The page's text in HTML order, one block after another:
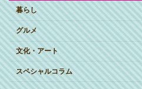
暮らし
グルメ
文化・アート
スペシャルコラム